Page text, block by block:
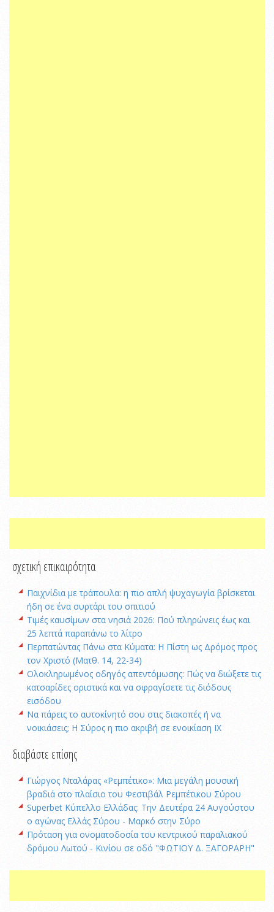
σχετική επικαιρότητα
Παιχνίδια με τράπουλα: η πιο απλή ψυχαγωγία βρίσκεται
ήδη σε ένα συρτάρι του σπιτιού
Τιμές καυσίμων στα νησιά 2026: Πού πληρώνεις έως και
25 λεπτά παραπάνω το λίτρο
Περπατώντας Πάνω στα Κύματα: Η Πίστη ως Δρόμος προς
τον Χριστό (Ματθ. 14, 22-34)
Ολοκληρωμένος οδηγός απεντόμωσης: Πώς να διώξετε τις
κατσαρίδες οριστικά και να σφραγίσετε τις διόδους
εισόδου
Να πάρεις το αυτοκίνητό σου στις διακοπές ή να
νοικιάσεις; Η Σύρος η πιο ακριβή σε ενοικίαση ΙΧ
διαβάστε επίσης
Γιώργος Νταλάρας «Ρεμπέτικο»: Μια μεγάλη μουσική
βραδιά στο πλαίσιο του Φεστιβάλ Ρεμπέτικου Σύρου
Superbet Κύπελλο Ελλάδας: Την Δευτέρα 24 Αυγούστου
ο αγώνας Ελλάς Σύρου - Μαρκό στην Σύρο
Πρόταση για ονοματοδοσία του κεντρικού παραλιακού
δρόμου Λωτού - Κινίου σε οδό "ΦΩΤΙΟΥ Δ. ΞΑΓΟΡΑΡΗ"